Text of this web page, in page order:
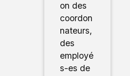
on des
coordon
nateurs,
des
employé
s-es de